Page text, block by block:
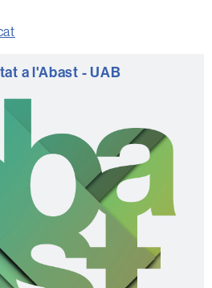
a l'Abast - UAB